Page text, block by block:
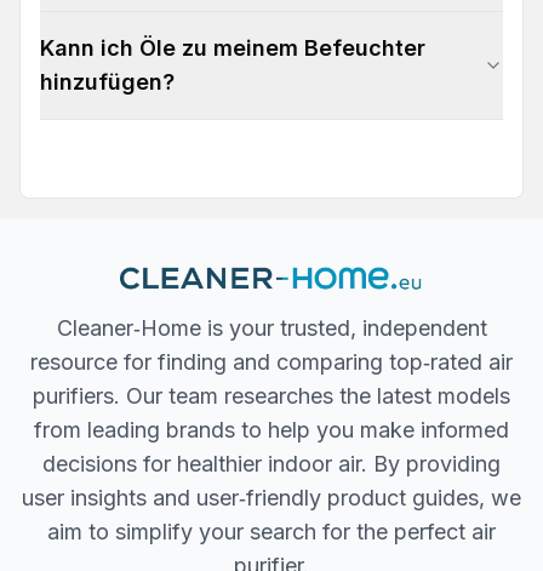
Kann ich Öle zu meinem Befeuchter
hinzufügen?
Cleaner‐Home is your trusted, independent
resource for finding and comparing top‐rated air
purifiers. Our team researches the latest models
from leading brands to help you make informed
decisions for healthier indoor air. By providing
user insights and user‐friendly product guides, we
aim to simplify your search for the perfect air
purifier.